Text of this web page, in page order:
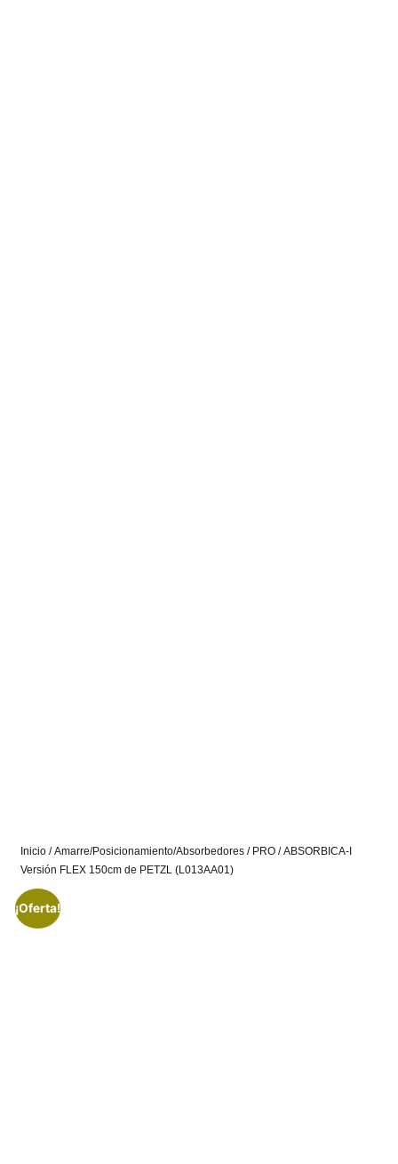
Inicio /Amarre/Posicionamiento/Absorbedores / PRO / ABSORBICA-I
Versión FLEX 150cm de PETZL (L013AA01)
¡Oferta!